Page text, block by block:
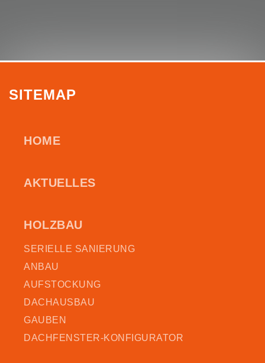
SITEMAP
HOME
AKTUELLES
HOLZBAU
SERIELLE SANIERUNG
ANBAU
AUFSTOCKUNG
DACHAUSBAU
GAUBEN
DACHFENSTER-KONFIGURATOR